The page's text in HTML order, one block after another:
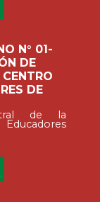
N° 01-
DE
DE
de la